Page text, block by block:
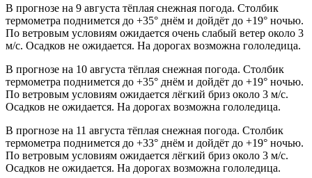
В прогнозе на 9 августа тёплая снежная погода. Столбик
термометра поднимется до +35° днём и дойдёт до +19° ночью.
По ветровым условиям ожидается очень слабый ветер около 3
м/с. Осадков не ожидается. На дорогах возможна гололедица.
В прогнозе на 10 августа тёплая снежная погода. Столбик
термометра поднимется до +35° днём и дойдёт до +19° ночью.
По ветровым условиям ожидается лёгкий бриз около 3 м/с.
Осадков не ожидается. На дорогах возможна гололедица.
В прогнозе на 11 августа тёплая снежная погода. Столбик
термометра поднимется до +33° днём и дойдёт до +19° ночью.
По ветровым условиям ожидается лёгкий бриз около 3 м/с.
Осадков не ожидается. На дорогах возможна гололедица.